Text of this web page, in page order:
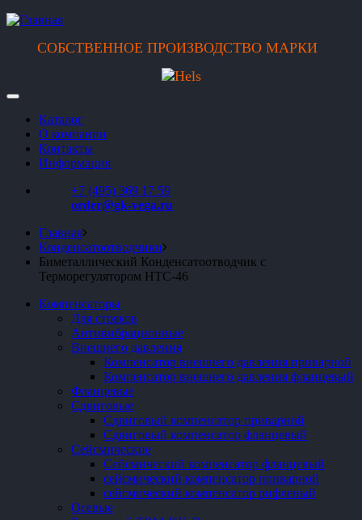
СОБСТВЕННОЕ ПРОИЗВОДСТВО МАРКИ
Каталог
О компании
Контакты
Информация
+7 (495) 369 17 59
order@gk-vega.ru
Главная
Конденсатоотводчики
Биметаллический Конденсатоотводчик с
Терморегулятором HTC-46
Компенсаторы
Для стояков
Антивибрационные
Внешнего давления
Компенсатор внешнего давления приварной
Компенсатор внешнего давления фланцевый
Фланцевые
Сдвиговые
Сдвиговый компенсатор приварной
Сдвиговый компенсатор фланцевый
Сейсмические
Сейсмический компенсатор фланцевый
сейсмический компенсатор приварной
сейсмический компенсатор рифленый
Осевые